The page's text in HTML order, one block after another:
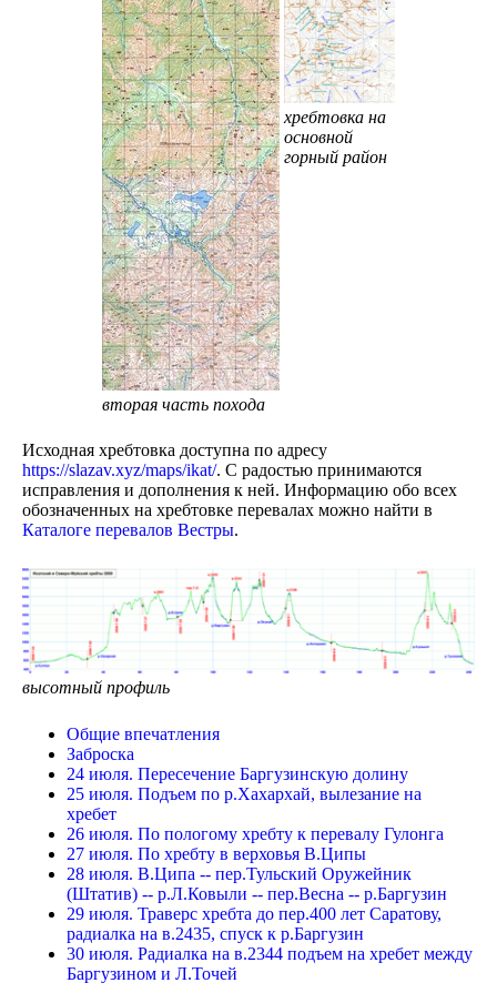
вторая часть похода
хребтовка на
основной
горный район
Исходная хребтовка доступна по адресу
https://slazav.xyz/maps/ikat/. С радостью принимаются
исправления и дополнения к ней. Информацию обо всех
обозначенных на хребтовке перевалах можно найти в
Каталоге перевалов Вестры.
высотный профиль
Общие впечатления
Заброска
24 июля. Пересечение Баргузинскую долину
25 июля. Подъем по р.Хахархай, вылезание на
хребет
26 июля. По пологому хребту к перевалу Гулонга
27 июля. По хребту в верховья В.Ципы
28 июля. В.Ципа -- пер.Тульский Оружейник
(Штатив) -- р.Л.Ковыли -- пер.Весна -- р.Баргузин
29 июля. Траверс хребта до пер.400 лет Саратову,
радиалка на в.2435, спуск к р.Баргузин
30 июля. Радиалка на в.2344 подъем на хребет между
Баргузином и Л.Точей